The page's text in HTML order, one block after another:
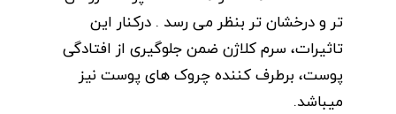
تر و درخشان تر بنظر می رسد . درکنار این
تاثیرات، سرم کلاژن ضمن جلوگیری از افتادگی
پوست، برطرف کننده چروک های پوست نیز
میباشد.